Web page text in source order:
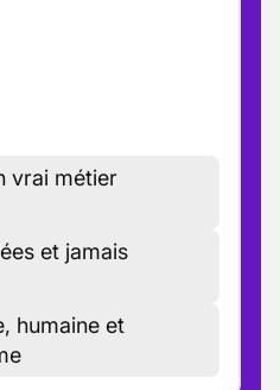
vrai métier
et jamais
humaine et